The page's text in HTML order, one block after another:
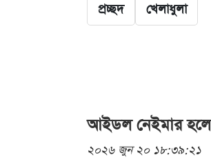
প্রচ্ছদ খেলাধুলা
আইডল নেইমার
২০২৬ জুন ২০ ১৮:৩৯:২১